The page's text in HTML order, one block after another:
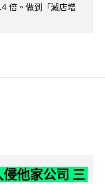
倍。做到「減店增
他家公司 三